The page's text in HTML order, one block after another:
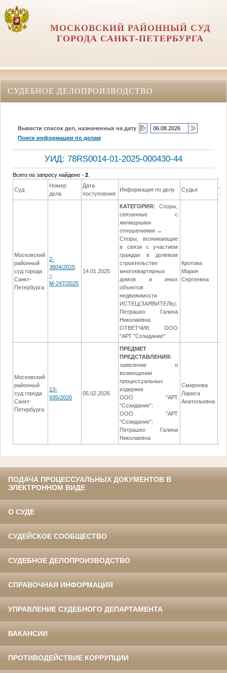
МОСКОВСКИЙ РАЙОННЫЙ СУД
ГОРОДА САНКТ-ПЕТЕРБУРГА
СУДЕБНОЕ ДЕЛОПРОИЗВОДСТВО
Вывести список дел, назначенных на дату
Поиск информации по делам
УИД: 78RS0014-01-2025-000430-44
Всего по запросу найдено -2
Суд
Номер
дела
Дата
поступления
Информация по делу Судья
Московский
районный
суд города
Санкт-
Петербурга
2-
3804/2025
~
М-247/2025
14.01.2025
КАТЕГОРИЯ:
Споры,
связанные с
жилищными
отношениями →
Споры, возникающие
в связи с участием
граждан в долевом
строительстве
многоквартирных
домов и иных
объектов
недвижимости
ИСТЕЦ(ЗАЯВИТЕЛЬ):
Петрашко Галина
Николаевна
ОТВЕТЧИК: ООО
"АРТ "Созидание"
Кротова
Мария
Сергеевна
Московский
районный
суд города
Санкт-
Петербурга
13-
935/2026
05.02.2026
ПРЕДМЕТ
ПРЕДСТАВЛЕНИЯ:
заявление о
возмещении
процессуальных
издержек
ООО "АРТ
"Созидание";
ООО "АРТ
"Созидание";
Петрашко Галина
Николаевна
Смирнова
Лариса
Анатольевна
ПОДАЧА ПРОЦЕССУАЛЬНЫХ ДОКУМЕНТОВ В
ЭЛЕКТРОННОМ ВИДЕ
О СУДЕ
СУДЕЙСКОЕ СООБЩЕСТВО
СУДЕБНОЕ ДЕЛОПРОИЗВОДСТВО
СПРАВОЧНАЯ ИНФОРМАЦИЯ
УПРАВЛЕНИЕ СУДЕБНОГО ДЕПАРТАМЕНТА
ВАКАНСИИ
ПРОТИВОДЕЙСТВИЕ КОРРУПЦИИ